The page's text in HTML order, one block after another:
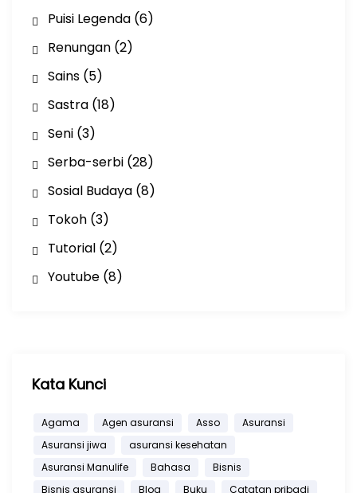
Puisi Legenda(6)
Renungan(2)
Sains(5)
Sastra(18)
Seni(3)
Serba-serbi(28)
Sosial Budaya(8)
Tokoh(3)
Tutorial(2)
Youtube(8)
Kata Kunci
Agama Agen asuransi Asso
Asuransi
Asuransi jiwa
asuransi kesehatan
Asuransi Manulife
Bahasa
Bisnis
Bisnis asuransi
Blog Buku
Catatan pribadi